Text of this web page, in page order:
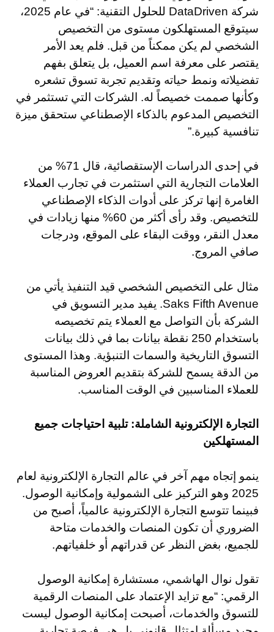
شركة DataDriven للحلول التقنية: “في عام 2025،
سيتوقع المستهلكون مستوى من التخصيص
الشخصي لم يكن ممكناً من قبل. فلم يعد الأمر
يقتصر على معرفة اسم العميل، بل يتعلق بفهم
تفضيلاته ونمط حياته وتقديم تجربة تسوق تشعره
وكأنها صممت خصيصاً له. الشركات التي تستثمر في
التخصيص المدعوم بالذكاء الإصطناعي ستحقق ميزة
تنافسية كبيرة.”
في إحدى الدراسات الإستقصائية، قال 71% من
العلامات التجارية التي استثمرت في تجارب العملاء
الغامرة إنها تركز على أدوات الذكاء الإصطناعي
للتخصيص. وقد رأى أكثر من 60% منها زيادات في
معدل النقر، ووقت البقاء على الموقع، ودرجات
صافي المروج.
مثال على التخصيص الشخصي قيد التنفيذ يأتي من
Saks Fifth Avenue. يفيد مدير التسويق في
الشركة بأن التواصل مع العملاء يتم تخصيصه
باستخدام 250 نقطة بيانات بما في ذلك بيانات
التسوق التاريخية والسمات التنبؤية. وهذا المستوى
من الدقة يسمح للشركة بتقديم العروض المناسبة
للعملاء المناسبين في الوقت المناسب.
التجارة الإلكترونية الشاملة: تلبية احتياجات جميع
المستهلكين
ينمو إتجاه مهم آخر في عالم التجارة الإلكترونية لعام
2025 وهو التركيز على الشمولية وإمكانية الوصول.
فبينما تتوسع التجارة الإلكترونية عالمياً، أصبح من
الضروري أن تكون المنصات والخدمات متاحة
للجميع، بغض النظر عن قدراتهم أو خلفياتهم.
تقول نوال الهاشمي، مستشارة إمكانية الوصول
الرقمي: “مع تزايد الإعتماد على المنصات الرقمية
للتسوق والخدمات، أصبحت إمكانية الوصول ليست